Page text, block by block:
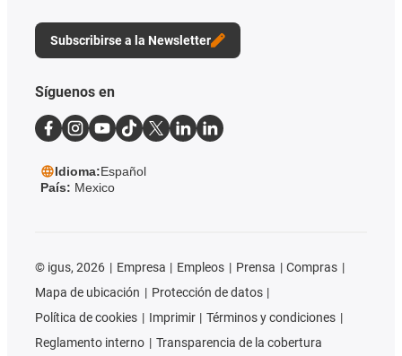
Subscribirse a la Newsletter
Síguenos en
Idioma:Español
País: Mexico
© igus, 2026 Empresa Empleos Prensa
Compras
Mapa de ubicación
Protección de datos
Política de cookies
Imprimir
Términos y condiciones
Reglamento interno
Transparencia de la cobertura